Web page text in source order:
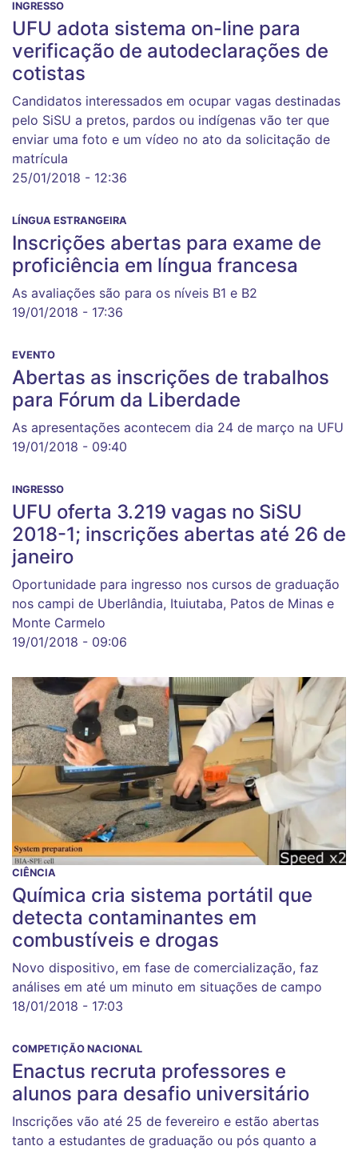
INGRESSO
UFU adota sistema on-line para
verificação de autodeclarações de
cotistas
Candidatos interessados em ocupar vagas destinadas
pelo SiSU a pretos, pardos ou indígenas vão ter que
enviar uma foto e um vídeo no ato da solicitação de
matrícula
25/01/2018 - 12:36
LÍNGUA ESTRANGEIRA
Inscrições abertas para exame de
proficiência em língua francesa
As avaliações são para os níveis B1 e B2
19/01/2018 - 17:36
EVENTO
Abertas as inscrições de trabalhos
para Fórum da Liberdade
As apresentações acontecem dia 24 de março na UFU
19/01/2018 - 09:40
INGRESSO
UFU oferta 3.219 vagas no SiSU
2018-1; inscrições abertas até 26 de
janeiro
Oportunidade para ingresso nos cursos de graduação
nos campi de Uberlândia, Ituiutaba, Patos de Minas e
Monte Carmelo
19/01/2018 - 09:06
CIÊNCIA
Química cria sistema portátil que
detecta contaminantes em
combustíveis e drogas
Novo dispositivo, em fase de comercialização, faz
análises em até um minuto em situações de campo
18/01/2018 - 17:03
COMPETIÇÃO NACIONAL
Enactus recruta professores e
alunos para desafio universitário
Inscrições vão até 25 de fevereiro e estão abertas
tanto a estudantes de graduação ou pós quanto a